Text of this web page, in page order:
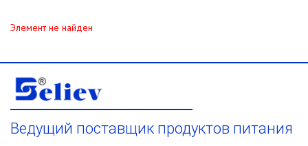
Элемент не найден
Ведущий поставщик продуктов питания